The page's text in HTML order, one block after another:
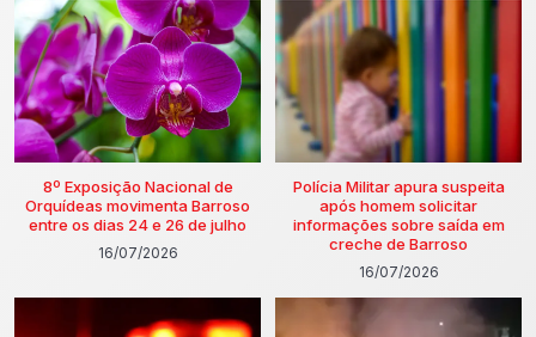
8º Exposição Nacional de
Orquídeas movimenta Barroso
entre os dias 24 e 26 de julho
16/07/2026
Polícia Militar apura suspeita
após homem solicitar
informações sobre saída em
creche de Barroso
16/07/2026